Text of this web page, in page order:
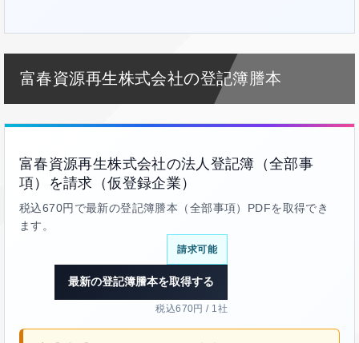
富春資源再生株式会社の登記簿謄本
富春資源再生株式会社の法人登記簿（全部事
項）を請求（仮登録企業）
税込670円で最新の登記簿謄本（全部事項）PDFを取得でき
ます。
請求可能
最新の登記簿謄本を取得する
税込670円 / 1社